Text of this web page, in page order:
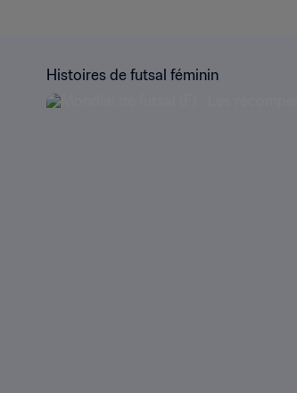
Histoires de futsal féminin